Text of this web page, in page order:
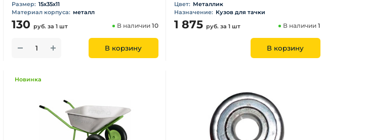
Размер: 15х35х11
Материал корпуса: металл
130 руб.за 1 шт В наличии 10
В корзину
Цвет: Металлик
Назначение: Кузов для тачки
1 875 руб. за 1 шт В наличии 1
В корзину
Новинка